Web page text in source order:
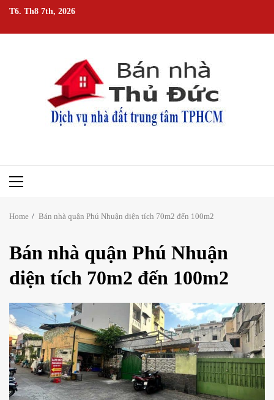
Skip
content
T6. Th8 7th, 2026
Primary
Home Bán nhà quận Phú Nhuận diện tích 70m2 đến 100m2
Bán nhà quận Phú Nhuận
diện tích 70m2 đến 100m2
1 min read